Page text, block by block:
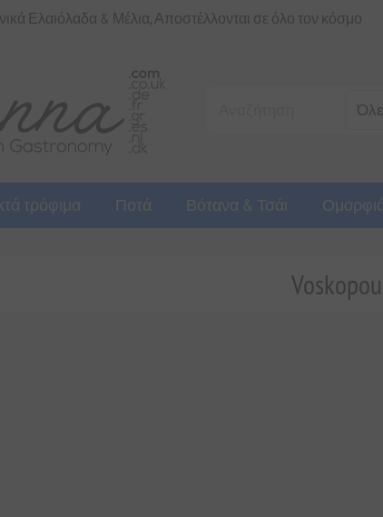
Ελαιόλαδα & Μέλια, Αποστέλλονται σε όλο τον κόσμο
τρόφιμα Ποτά Βότανα & Τσάι